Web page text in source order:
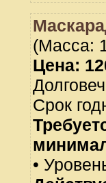
(Масса:
Цена:
Срок
•